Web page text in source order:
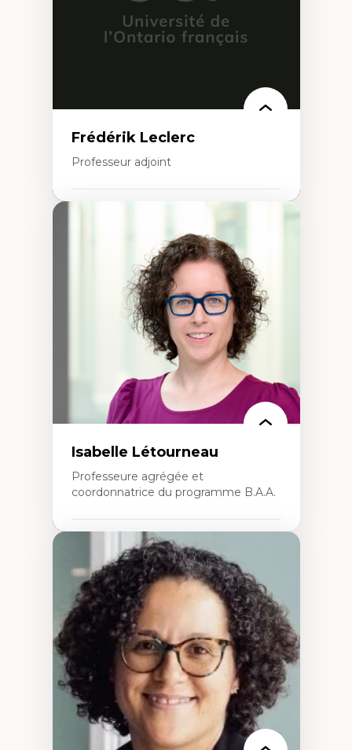
Frédérik Leclerc
Professeur adjoint
Théories et pratiques de l’urbanisme
Urbanisme durable
Histoire de l’urbanisme
Théories sur la
territorialité/territorialisation
Isabelle Létourneau
Professeure agrégée et
coordonnatrice du programme B.A.A.
Expertises
Conciliation travail-vie personnelle
Gestion des ressources humaines
(attraction et fidélisation de la main-
d’œuvre)
Responsabilité sociale des organisations
Interventions organisationnelles
Comportement organisationnel
(mobilisation au travail)
Recherche qualitative
Éthique des affaires